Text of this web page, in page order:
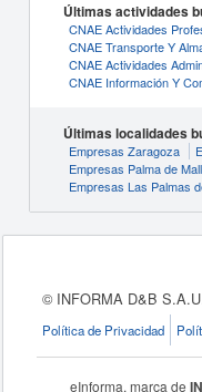
Últimas actividades
CNAE Actividades
CNAE Transporte Y
CNAE Actividades
CNAE Información Y
Últimas localidades
Empresas Zaragoza
Empresas Palma de
Empresas Las Palmas
© INFORMA D&B
Política de Privacidad
eInforma, marca de